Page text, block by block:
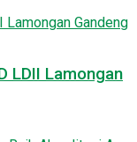
LDII Lamongan